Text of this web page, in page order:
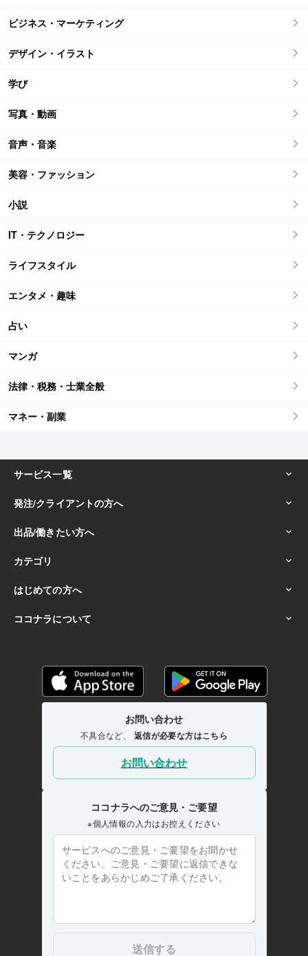
ビジネス・マーケティング
デザイン・イラスト
学び
写真・動画
音声・音楽
美容・ファッション
小説
IT・テクノロジー
ライフスタイル
エンタメ・趣味
占い
マンガ
法律・税務・士業全般
マネー・副業